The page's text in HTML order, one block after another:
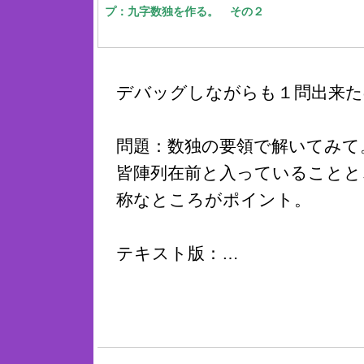
プ：九字数独を作る。 その２
デバッグしながらも１問出来
問題：数独の要領で解いてみ
皆陣列在前と入っていること
称なところがポイント。
テキスト版：…